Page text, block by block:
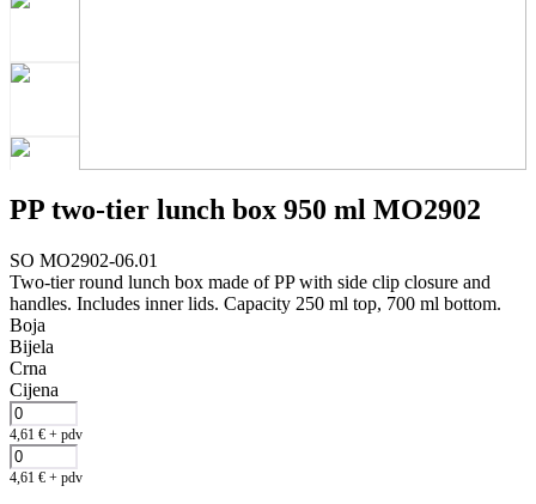
PP two-tier lunch box 950 ml MO2902
SO MO2902-06.01
Two-tier round lunch box made of PP with side clip closure and
handles. Includes inner lids. Capacity 250 ml top, 700 ml bottom.
Boja
Bijela
Crna
Cijena
4,61 € + pdv
4,61 € + pdv